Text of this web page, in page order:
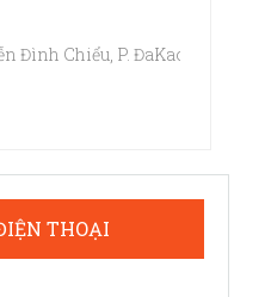
Đình Chiểu, P. ĐaKao, Quận 1,
THOẠI